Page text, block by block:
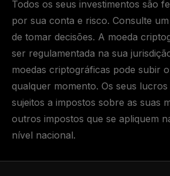
Todos os seus investimentos são
por sua conta e risco. Consulte
de tomar decisões. A moeda
ser regulamentada na sua
moedas criptográficas pode subir
qualquer momento. Os seus
sujeitos a impostos sobre as suas
outros impostos que se apliquem
nível nacional.